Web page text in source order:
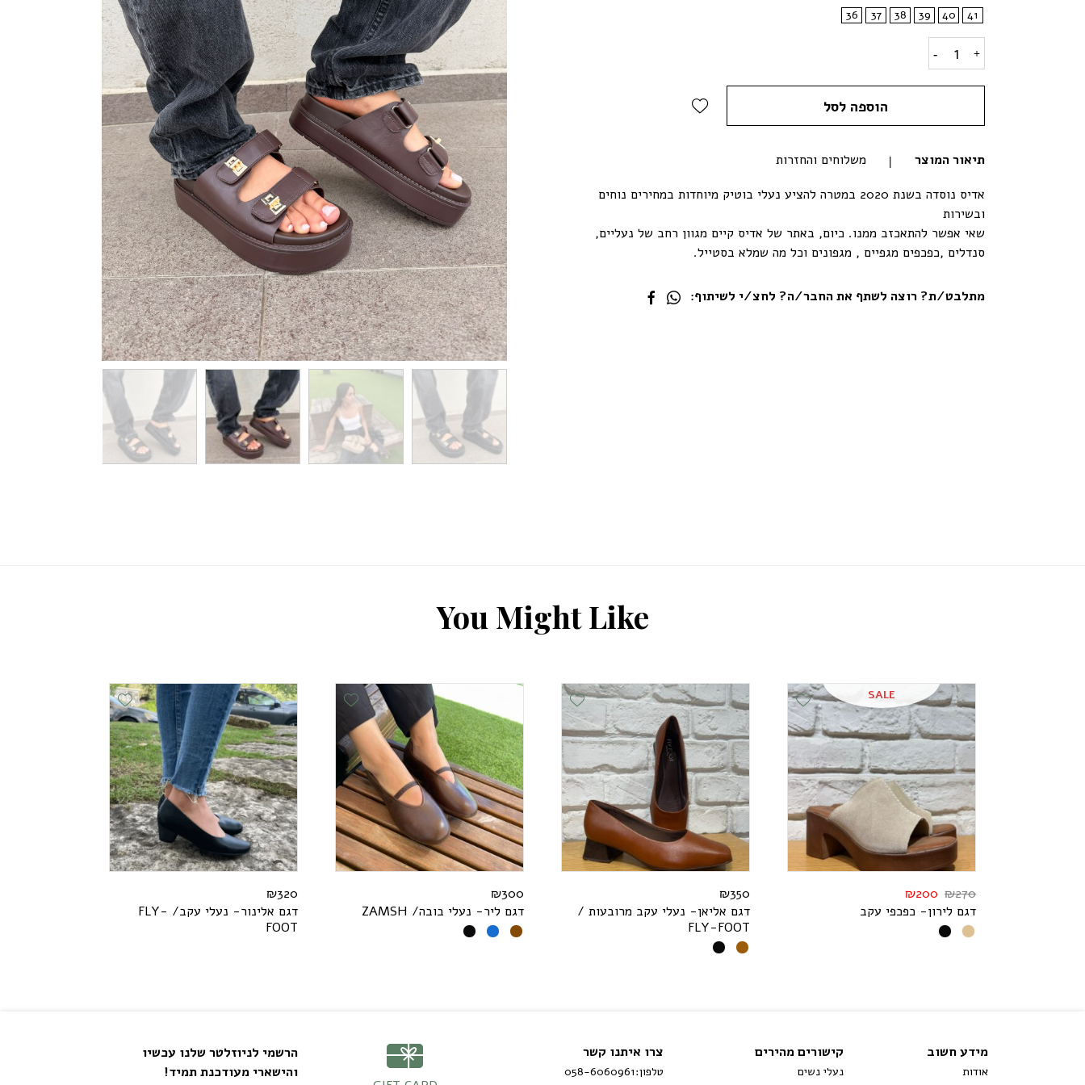
36 37 38 39 40 41
דגם אנדרה- כפכף פלטפורמה 2 רצועות quantity
הוספה לסל Add Wishlist
תיאור המוצר
משלוחים והחזרות
אדיס נוסדה בשנת 2020 במטרה להציע נעלי בוטיק מיוחדות במחירים נוחים
ובשירות
שאי אפשר להתאכזב ממנו. כיום, באתר של אדיס קיים מגוון רחב של נעליים,
סנדלים ,כפכפים מגפיים , מגפונים וכל מה שמלא בסטייל.
מתלבט/ת? רוצה לשתף את החבר/ה? לחצ/י לשיתוף:
You Might Like
Add Wishlist SALE
₪270
₪200
דגם לירון- כפכפי עקב
Add Wishlist
₪350
דגם אליאן- נעלי עקב מרובעות /
FLY-FOOT
Add Wishlist
₪300
דגם ליר- נעלי בובה/
ZAMSH
Add Wishlist
₪320
דגם אלינור- נעלי עקב/
FLY-
FOOT
מידע חשוב
אודות
קישורים מהירים
נעלי נשים
צרו איתנו קשר
טלפון:058-6060961
הרשמי לניוזלטר שלנו עכשיו
והישארי מעודכנת תמיד!